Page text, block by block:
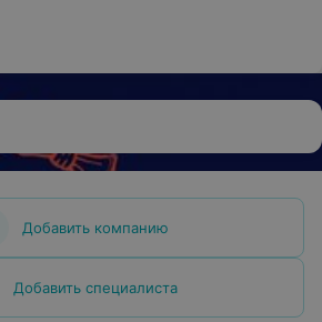
Добавить компанию
Добавить специалиста